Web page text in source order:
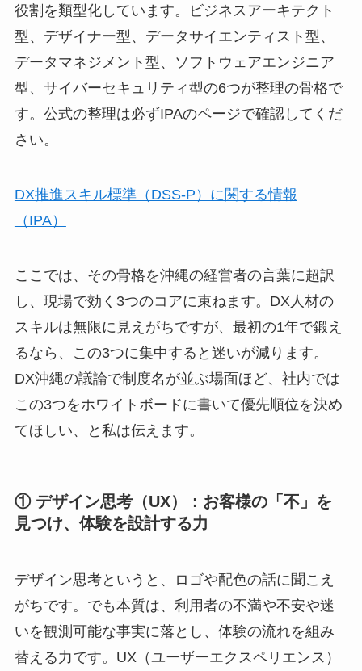
役割を類型化しています。ビジネスアーキテクト
型、デザイナー型、データサイエンティスト型、
データマネジメント型、ソフトウェアエンジニア
型、サイバーセキュリティ型の6つが整理の骨格で
す。公式の整理は必ずIPAのページで確認してくだ
さい。
DX推進スキル標準（DSS-P）に関する情報
（IPA）
ここでは、その骨格を沖縄の経営者の言葉に超訳
し、現場で効く3つのコアに束ねます。DX人材の
スキルは無限に見えがちですが、最初の1年で鍛え
るなら、この3つに集中すると迷いが減ります。
DX沖縄の議論で制度名が並ぶ場面ほど、社内では
この3つをホワイトボードに書いて優先順位を決め
てほしい、と私は伝えます。
① デザイン思考（UX）：お客様の「不」を
見つけ、体験を設計する力
デザイン思考というと、ロゴや配色の話に聞こえ
がちです。でも本質は、利用者の不満や不安や迷
いを観測可能な事実に落とし、体験の流れを組み
替える力です。UX（ユーザーエクスペリエンス）